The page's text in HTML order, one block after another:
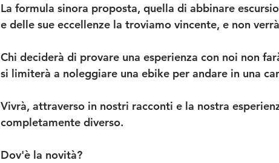
La formula sinora proposta, quella di abbinare
e delle sue eccellenze la troviamo vincente, e non
Chi deciderà di provare una esperienza con noi non
si limiterà a noleggiare una ebike per andare in una
Vivrà, attraverso in nostri racconti e la nostra
completamente diverso.
Dov'è la novità?